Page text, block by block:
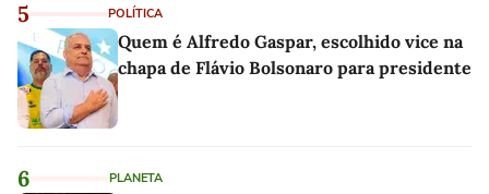
5 POLÍTICA
Quem é Alfredo Gaspar, escolhido vice na
chapa de Flávio Bolsonaro para presidente
6 PLANETA